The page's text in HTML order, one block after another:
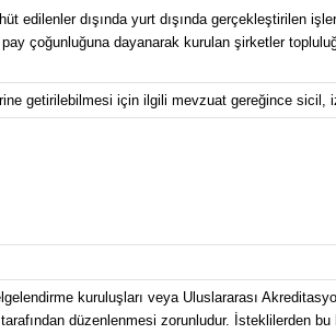
edilenler dışında yurt dışında gerçekleştirilen
çoğunluğuna dayanarak kurulan şirketler
getirilebilmesi için ilgili mevzuat gereğince
kuruluşları veya Uluslararası
düzenlenmesi zorunludur. İsteklilerden